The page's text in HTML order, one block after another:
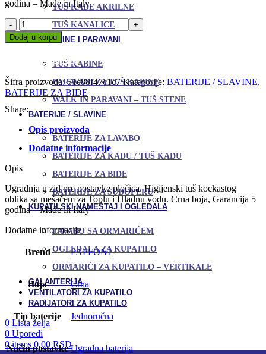
TUŠ KADE AKRILNE
TUŠ KANALICE
TUŠ KABINE I PARAVANI
TUŠ KABINE
PARAVANI ZA TUŠ KABINE
WALK IN PARAVANI – TUŠ STENE
BATERIJE / SLAVINE
BATERIJE ZA LAVABO
BATERIJE ZA KADU / TUŠ KADU
BATERIJE ZA BIDE
BATERIJE ZA SUDOPERU
KUPATILSKI NAMEŠTAJ I OGLEDALA
LAVABO SA ORMARIĆEM
OGLEDALA ZA KUPATILO
ORMARIĆI ZA KUPATILO – VERTIKALE
GALANTERIJA
VENTILATORI ZA KUPATILO
RADIJATORI ZA KUPATILO
0 Lista želja
0 Uporedi
0items 0,00 RSD
godina – Made in Italy
Higijenski
Tuš
Kockasti
količina
Dodaj u korpu
Dodaj u omiljene
Šifra proizvoda:51e88f47c1c7Kategorije: BATERIJE / SLAVINE,
BATERIJE ZA BIDE
Share:
Opis proizvoda
Dodatne informacije
Opis
Ugradnja u zid pre postavke pločica. Higijenski tuš kockastog
oblika sa mešačem za Toplu i Hladnu vodu. Crna boja, Garancija 5
godina – Made in Italy
Dodatne informacije
Brend PAFFONI
Boja Crna
Tip baterije Jednoručna
Način postavke Ugradna baterija